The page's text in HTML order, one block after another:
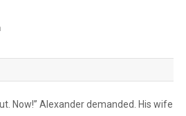
Now!” Alexander demanded. His wife